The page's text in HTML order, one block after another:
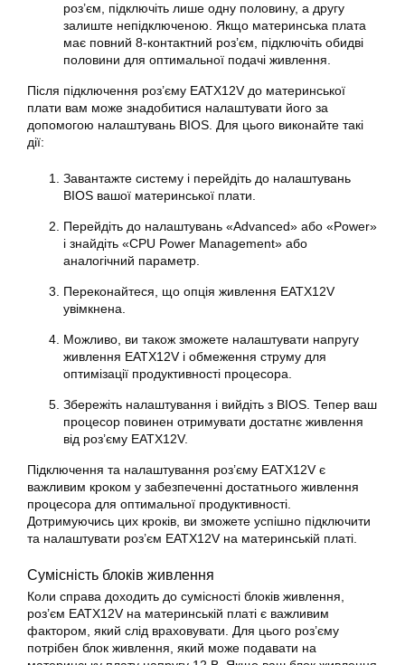
роз’єм, підключіть лише одну половину, а другу
залиште непідключеною. Якщо материнська плата
має повний 8-контактний роз’єм, підключіть обидві
половини для оптимальної подачі живлення.
Після підключення роз’єму EATX12V до материнської
плати вам може знадобитися налаштувати його за
допомогою налаштувань BIOS. Для цього виконайте такі
дії:
Завантажте систему і перейдіть до налаштувань
BIOS вашої материнської плати.
Перейдіть до налаштувань «Advanced» або «Power»
і знайдіть «CPU Power Management» або
аналогічний параметр.
Переконайтеся, що опція живлення EATX12V
увімкнена.
Можливо, ви також зможете налаштувати напругу
живлення EATX12V і обмеження струму для
оптимізації продуктивності процесора.
Збережіть налаштування і вийдіть з BIOS. Тепер ваш
процесор повинен отримувати достатнє живлення
від роз’єму EATX12V.
Підключення та налаштування роз’єму EATX12Vє
важливим кроком у забезпеченні достатнього живлення
процесора для оптимальної продуктивності.
Дотримуючись цих кроків, ви зможете успішно підключити
та налаштувати роз’єм EATX12V на материнській платі.
Сумісність блоків живлення
Коли справа доходить до сумісності блоків живлення,
роз’єм EATX12V на материнській платі є важливим
фактором, який слід враховувати. Для цього роз’єму
потрібен блок живлення, який може подавати на